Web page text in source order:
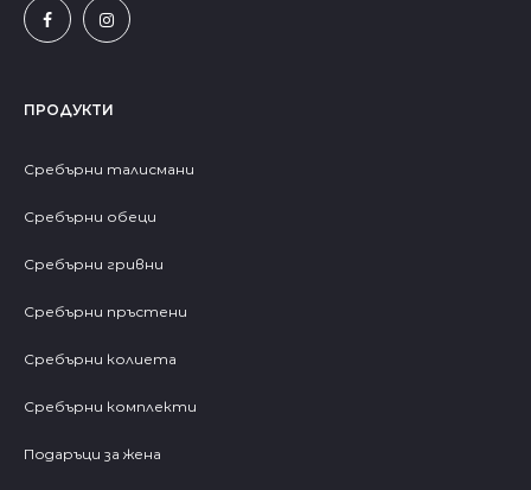
ПРОДУКТИ
Сребърни талисмани
Сребърни обеци
Сребърни гривни
Сребърни пръстени
Сребърни колиета
Сребърни комплекти
Подаръци за жена